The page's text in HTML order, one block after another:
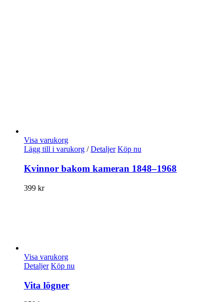
Visa varukorg
Lägg till i varukorg / Detaljer Köp nu
Kvinnor bakom kameran 1848–1968
399 kr
Visa varukorg
Detaljer Köp nu
Vita lögner